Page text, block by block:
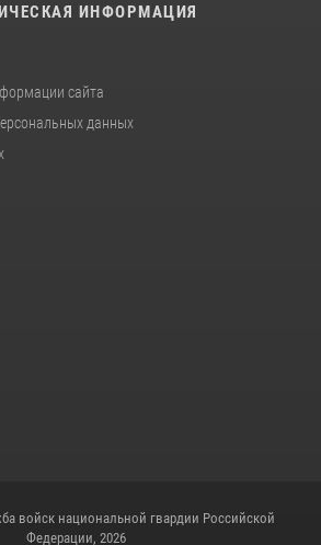
ИНФОРМАЦИЯ
сайта
данных
войск национальной гвардии Российской
Федерации, 2026